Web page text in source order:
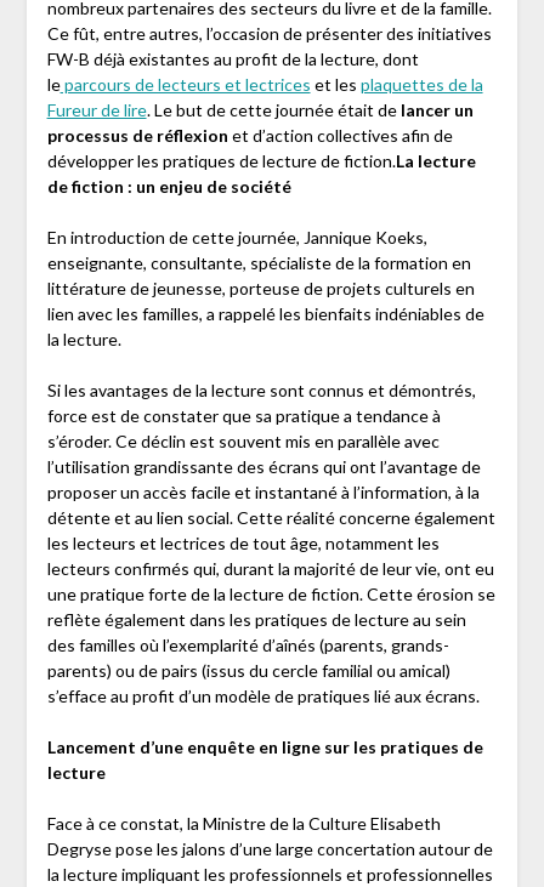
nombreux partenaires des secteurs du livre et de la famille.
Ce fût, entre autres, l’occasion de présenter des initiatives
FW-B déjà existantes au profit de la lecture, dont
leparcours de lecteurs et lectrices et les plaquettes de la
Fureur de lire. Le but de cette journée était de lancer un
processus de réflexion et d’action collectives afin de
développer les pratiques de lecture de fiction.La lecture
de fiction : un enjeu de société
En introduction de cette journée, Jannique Koeks,
enseignante, consultante, spécialiste de la formation en
littérature de jeunesse, porteuse de projets culturels en
lien avec les familles, a rappelé les bienfaits indéniables de
la lecture.
Si les avantages de la lecture sont connus et démontrés,
force est de constater que sa pratique a tendance à
s’éroder. Ce déclin est souvent mis en parallèle avec
l’utilisation grandissante des écrans qui ont l’avantage de
proposer un accès facile et instantané à l’information, à la
détente et au lien social. Cette réalité concerne également
les lecteurs et lectrices de tout âge, notamment les
lecteurs confirmés qui, durant la majorité de leur vie, ont eu
une pratique forte de la lecture de fiction. Cette érosion se
reflète également dans les pratiques de lecture au sein
des familles où l’exemplarité d’aînés (parents, grands-
parents) ou de pairs (issus du cercle familial ou amical)
s’efface au profit d’un modèle de pratiques lié aux écrans.
Lancement d’une enquête en ligne sur les pratiques de
lecture
Face à ce constat, la Ministre de la Culture Elisabeth
Degryse pose les jalons d’une large concertation autour de
la lecture impliquant les professionnels et professionnelles